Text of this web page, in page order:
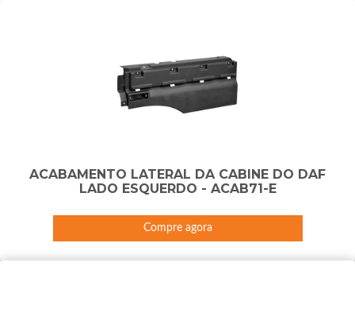
ACABAMENTO LATERAL DA CABINE DO DAF
LADO ESQUERDO - ACAB71-E
Compre agora